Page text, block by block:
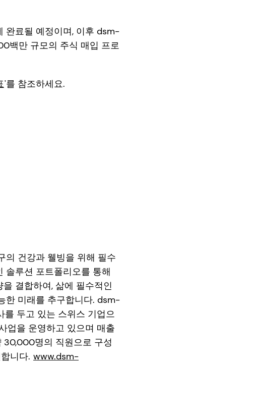
완료될 예정이며, 이후 dsm-
백만 규모의 주식 매입 프로
'를 참조하세요.
의 건강과 웰빙을 위해 필수
솔루션 포트폴리오를 통해
결합하여, 삶에 필수적인
한 미래를 추구합니다. dsm-
두고 있는 스위스 기업으
업을 운영하고 있으며 매출
30,000명의 직원으로 구성
니다. www.dsm-